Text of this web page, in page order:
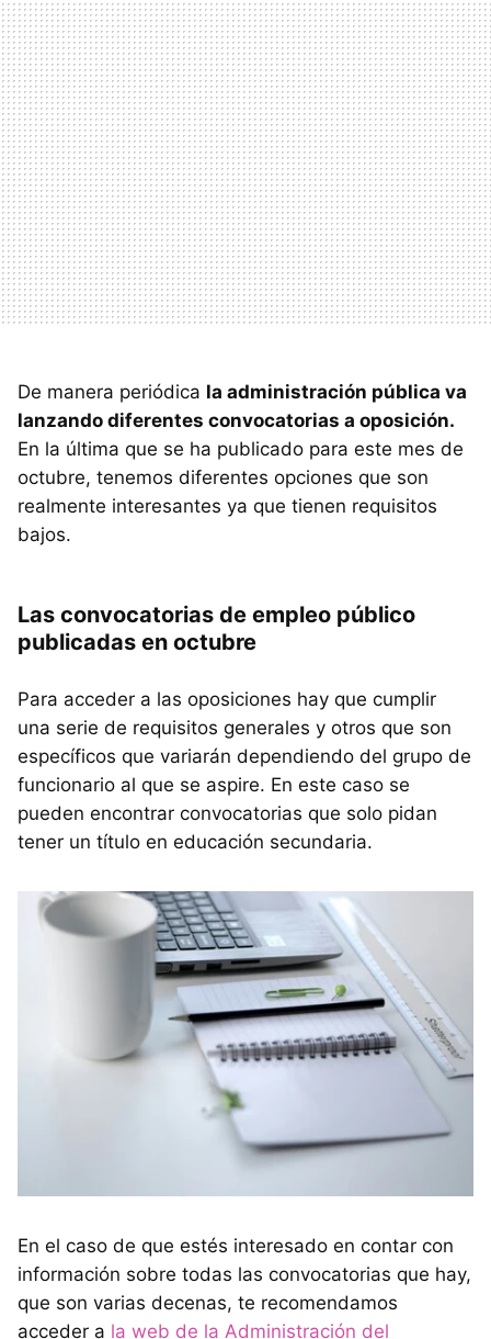
De manera periódica la administración pública va
lanzando diferentes convocatorias a oposición.
En la última que se ha publicado para este mes de
octubre, tenemos diferentes opciones que son
realmente interesantes ya que tienen requisitos
bajos.
Las convocatorias de empleo público
publicadas en octubre
Para acceder a las oposiciones hay que cumplir
una serie de requisitos generales y otros que son
específicos que variarán dependiendo del grupo de
funcionario al que se aspire. En este caso se
pueden encontrar convocatorias que solo pidan
tener un título en educación secundaria.
En el caso de que estés interesado en contar con
información sobre todas las convocatorias que hay,
que son varias decenas, te recomendamos
acceder a la web de la Administración del